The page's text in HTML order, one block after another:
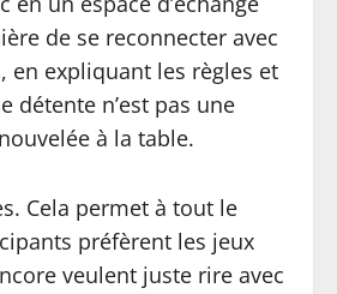
de se reconnecter avec
en expliquant les règles et
détente n’est pas une
à la table.
Cela permet à tout le
préfèrent les jeux
veulent juste rire avec